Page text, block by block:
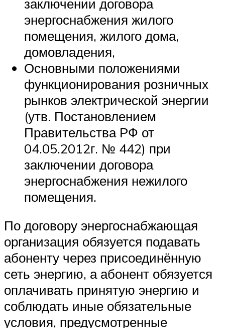
заключении договора
энергоснабжения жилого
помещения, жилого дома,
домовладения,
Основными положениями
функционирования розничных
рынков электрической энергии
(утв. Постановлением
Правительства РФ от
04.05.2012г. № 442) при
заключении договора
энергоснабжения нежилого
помещения.
По договору энергоснабжающая
организация обязуется подавать
абоненту через присоединённую
сеть энергию, а абонент обязуется
оплачивать принятую энергию и
соблюдать иные обязательные
условия, предусмотренные